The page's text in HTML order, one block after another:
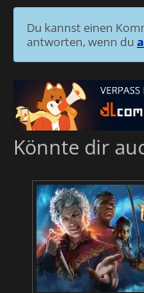
Du kannst einen
antworten, wenn du
Könnte dir